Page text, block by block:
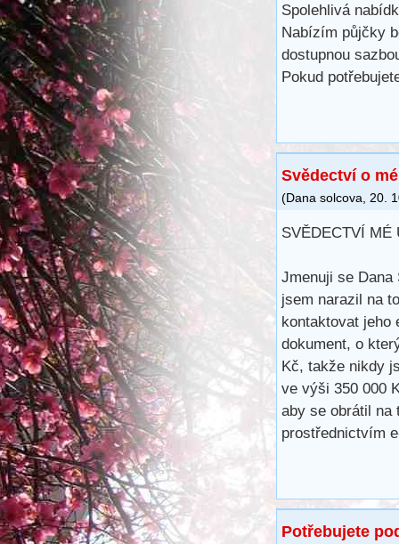
Spolehlivá
Nabízím půjčky
dostupnou
Pokud
Svědectví o
(Dana solcova, 20.
SVĚDECTVÍ MÉ
Jmenuji se Dana
jsem narazil na
kontaktovat jeho
dokument, o
Kč, takže nikdy
ve výši 350 000
aby se obrátil na
prostřednictvím
Potřebujete